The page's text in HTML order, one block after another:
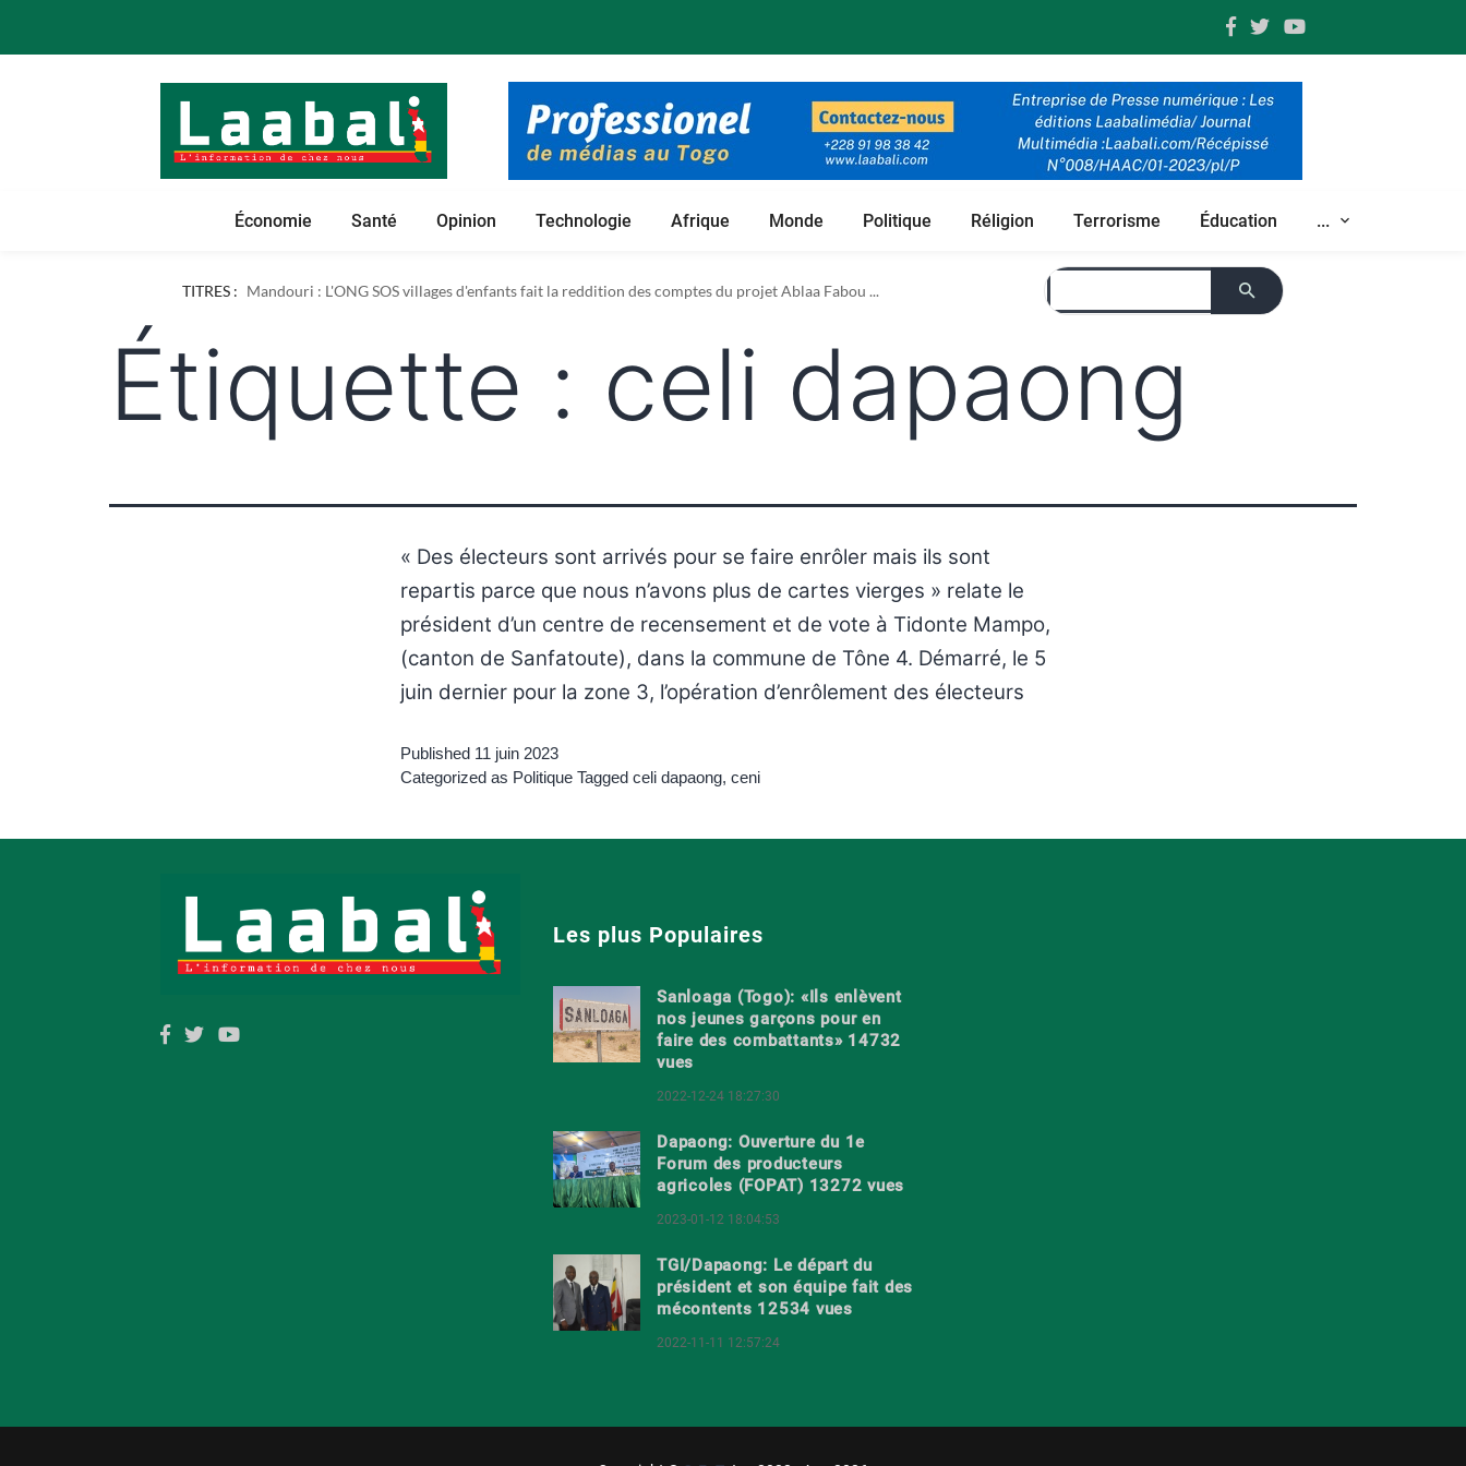
Économie Santé Opinion Technologie Afrique Monde Politique Réligion Terrorisme Éducation ...
TITRES : Mandouri : L'ONG SOS villages d'enfants fait la reddition des comptes du projet Ablaa Fabou ...
Étiquette : celi dapaong
« Des électeurs sont arrivés pour se faire enrôler mais ils sont
repartis parce que nous n’avons plus de cartes vierges » relate le
président d’un centre de recensement et de vote à Tidonte Mampo,
(canton de Sanfatoute), dans la commune de Tône 4. Démarré, le 5
juin dernier pour la zone 3, l’opération d’enrôlement des électeurs
Published 11 juin 2023
Categorized as Politique Tagged celi dapaong, ceni
Les plus Populaires
Sanloaga (Togo): «Ils enlèvent
nos jeunes garçons pour en
faire des combattants» 14732
vues
2022-12-24 18:27:30
Dapaong: Ouverture du 1e
Forum des producteurs
agricoles (FOPAT) 13272 vues
2023-01-12 18:04:53
TGI/Dapaong: Le départ du
président et son équipe fait des
mécontents 12534 vues
2022-11-11 12:57:24